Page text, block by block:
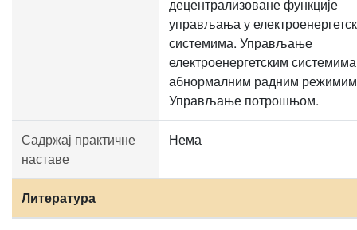
децентрализоване функције
управљања у
системима. Управљање
електроенергетским
абнормалним радним
Управљање потрошњом.
Садржај практичне
наставе
Нема
Литература